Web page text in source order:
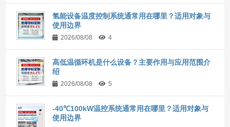
氢能设备温度控制系统通常用在哪里？适用对象与
使用边界
2026/08/08 4
高低温循环机是什么设备？主要作用与应用范围介
绍
2026/08/08 5
-40℃100kW温控系统通常用在哪里？适用对象与
使用边界